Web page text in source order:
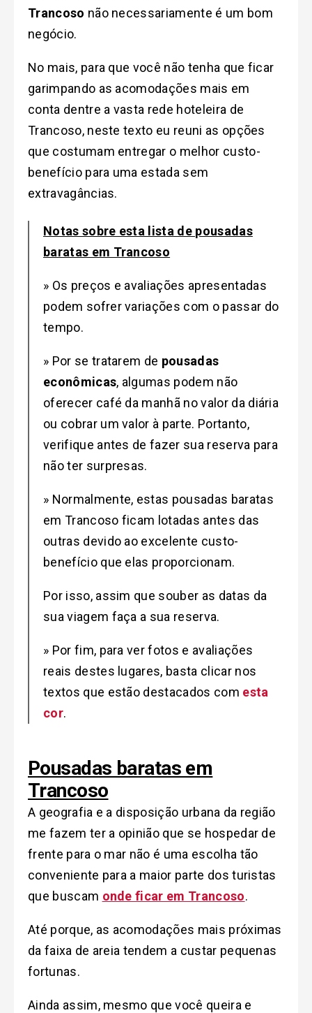
Trancoso não necessariamente é um bom
negócio.
No mais, para que você não tenha que ficar
garimpando as acomodações mais em
conta dentre a vasta rede hoteleira de
Trancoso, neste texto eu reuni as opções
que costumam entregar o melhor custo-
benefício para uma estada sem
extravagâncias.
Notas sobre esta lista de pousadas
baratas em Trancoso
» Os preços e avaliações apresentadas
podem sofrer variações com o passar do
tempo.
» Por se tratarem de pousadas
econômicas, algumas podem não
oferecer café da manhã no valor da diária
ou cobrar um valor à parte. Portanto,
verifique antes de fazer sua reserva para
não ter surpresas.
» Normalmente, estas pousadas baratas
em Trancoso ficam lotadas antes das
outras devido ao excelente custo-
benefício que elas proporcionam.
Por isso, assim que souber as datas da
sua viagem faça a sua reserva.
» Por fim, para ver fotos e avaliações
reais destes lugares, basta clicar nos
textos que estão destacados com esta
cor.
Pousadas baratas em
Trancoso
A geografia e a disposição urbana da região
me fazem ter a opinião que se hospedar de
frente para o mar não é uma escolha tão
conveniente para a maior parte dos turistas
que buscam onde ficar em Trancoso.
Até porque, as acomodações mais próximas
da faixa de areia tendem a custar pequenas
fortunas.
Ainda assim, mesmo que você queira e